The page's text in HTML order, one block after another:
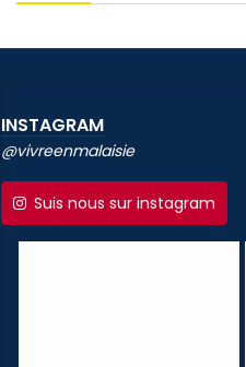
INSTAGRAM
@vivreenmalaisie
Suis nous sur instagram